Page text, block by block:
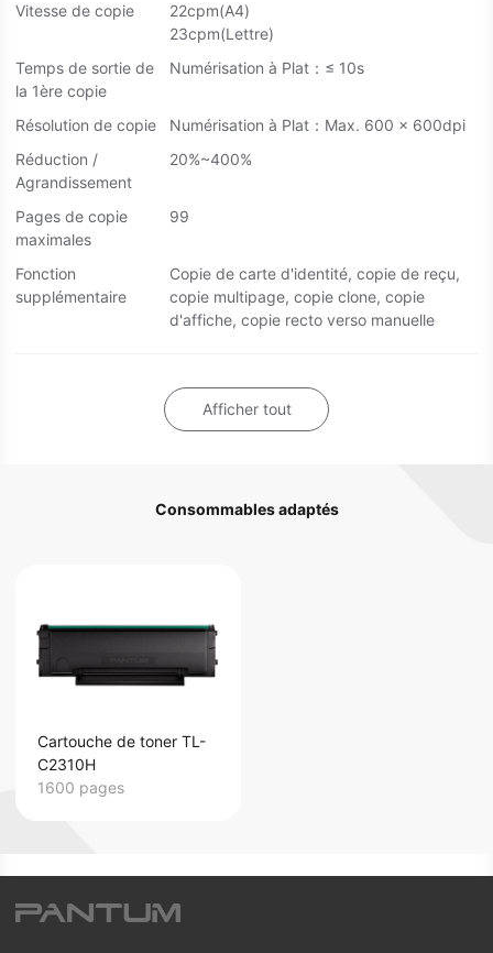
Vitesse de copie
22cpm(A4)
23cpm(Lettre)
Temps de sortie de
la 1ère copie
Numérisation à Plat：≤ 10s
Résolution de copie
Numérisation à Plat：Max. 600 x 600dpi
Réduction /
Agrandissement
20%~400%
Pages de copie
maximales
99
Fonction
supplémentaire
Copie de carte d'identité, copie de reçu,
copie multipage, copie clone, copie
d'affiche, copie recto verso manuelle
Afficher tout
Consommables adaptés
Cartouche de toner TL-
C2310H
1600 pages